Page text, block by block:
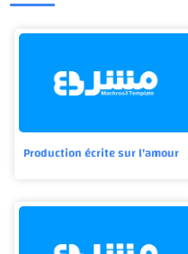
Production écrite sur l'amour